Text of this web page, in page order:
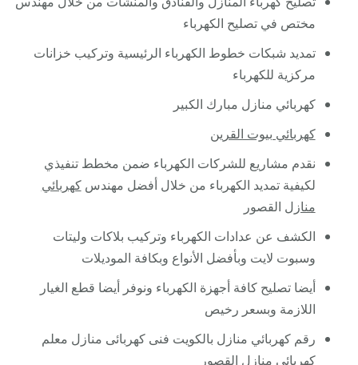
مختص في تصليح الكهرباء
تمديد شبكات خطوط الكهرباء الرئيسية وتركيب خزانات
مركزية للكهرباء
كهربائي منازل مبارك الكبير
كهربائي بيوت القرين
نقدم مشاريع للشركات الكهرباء ضمن مخطط تنفيذي
لكيفية تمديد الكهرباء من خلال أفضل مهندسكهربائي
منازل القصور
الكشف عن عدادات الكهرباء وتركيب بلاكات وليتات
وسبوت لايت وبأفضل الأنواع وبكافة الموديلات
أيضا تصليح كافة أجهزة الكهرباء ونوفر أيضا قطع الغيار
اللازمة وبسعر رخيص
رقم كهربائي منازل بالكويت فنى كهربائى منازل معلم
كهربائى منازل القصور